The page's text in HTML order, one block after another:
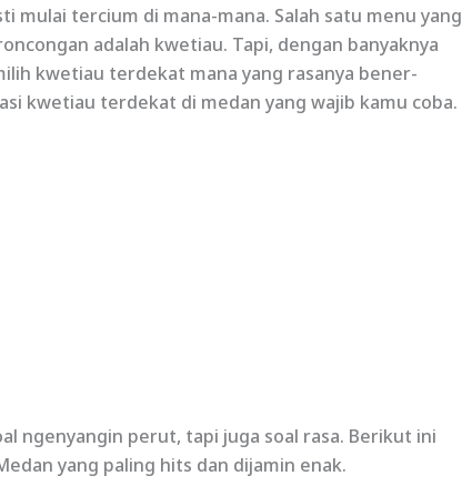
mulai tercium di mana-mana. Salah satu menu yang
adalah kwetiau. Tapi, dengan banyaknya
kwetiau terdekat mana yang rasanya bener-
kwetiau terdekat di medan yang wajib kamu coba.
ngenyangin perut, tapi juga soal rasa. Berikut ini
yang paling hits dan dijamin enak.